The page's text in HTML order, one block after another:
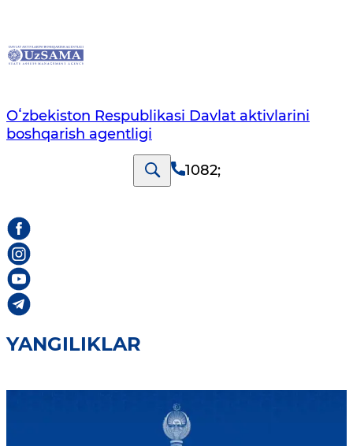
Oʻzbekiston Respublikasi Davlat aktivlarini
boshqarish agentligi
1082;
YANGILIKLAR